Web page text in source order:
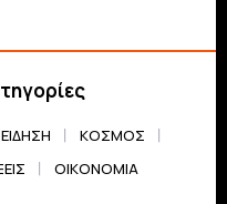
ΚΌΣΜΟΣ
ΟΙΚΟΝΟΜΊΑ